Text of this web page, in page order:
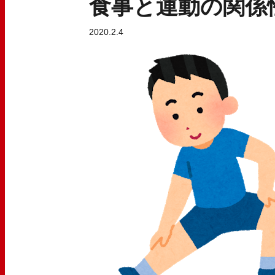
食事と運動の関係
2020.2.4